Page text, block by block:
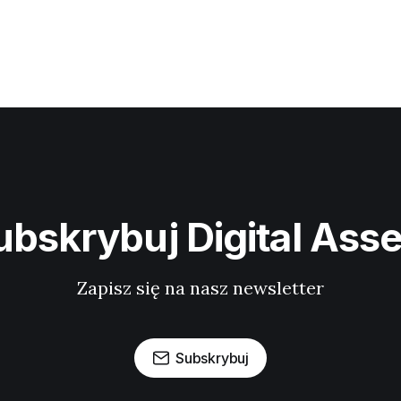
Digital
Zapisz się na nasz newsletter
Subskrybuj